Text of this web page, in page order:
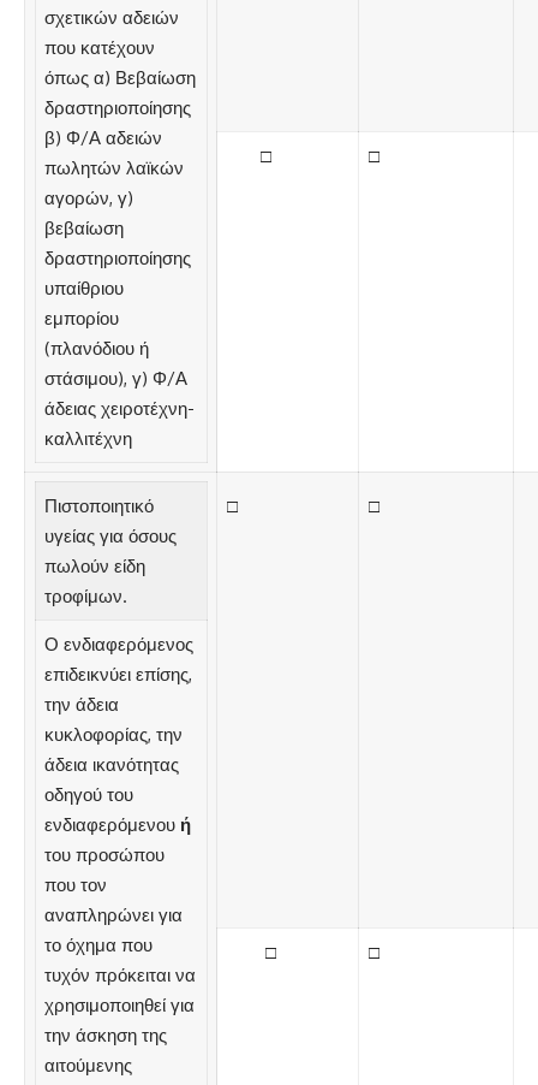
σχετικών αδειών
που κατέχουν
όπως α) Βεβαίωση
δραστηριοποίησης
β) Φ/Α αδειών
πωλητών λαϊκών
αγορών, γ)
βεβαίωση
δραστηριοποίησης
υπαίθριου
εμπορίου
(πλανόδιου ή
στάσιμου), γ) Φ/Α
άδειας χειροτέχνη-
καλλιτέχνη
□ □
Πιστοποιητικό
υγείας για όσους
πωλούν είδη
τροφίμων.
Ο ενδιαφερόμενος
επιδεικνύει επίσης,
την άδεια
κυκλοφορίας, την
άδεια ικανότητας
οδηγού του
ενδιαφερόμενου ή
του προσώπου
που τον
αναπληρώνει για
το όχημα που
τυχόν πρόκειται να
χρησιμοποιηθεί για
την άσκηση της
αιτούμενης
□ □
□ □